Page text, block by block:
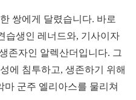
쌍에게 달렸습니다. 바로
습생인 레너드와, 기사이자
존자인 알렉산더입니다. 그
에 침투하고, 생존하기 위해
군주 엘리아스를 물리쳐